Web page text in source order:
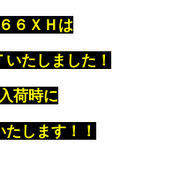
６ＸＨは
たしました！
荷時に
します！！